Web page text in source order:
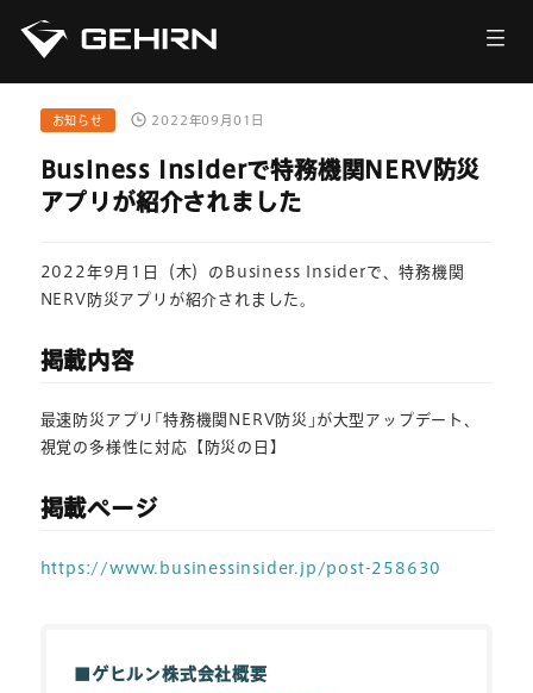
ニュース
お知らせ 2022年09月01日
Business Insiderで特務機関NERV防災
アプリが紹介されました
2022年9月1日（木）のBusiness Insiderで、特務機関
NERV防災アプリが紹介されました。
掲載内容
最速防災アプリ｢特務機関NERV防災｣が大型アップデート、
視覚の多様性に対応【防災の日】
掲載ページ
https://www.businessinsider.jp/post-258630
■ゲヒルン株式会社概要